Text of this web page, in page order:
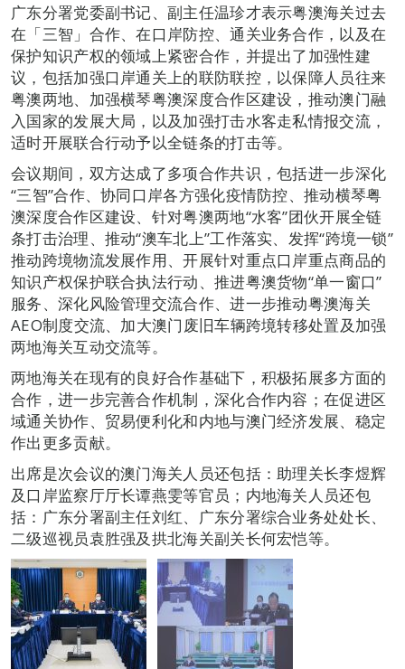
广东分署党委副书记、副主任温珍才表示粤澳海关过去
在「三智」合作、在口岸防控、通关业务合作，以及在
保护知识产权的领域上紧密合作，并提出了加强性建
议，包括加强口岸通关上的联防联控，以保障人员往来
粤澳两地、加强横琴粤澳深度合作区建设，推动澳门融
入国家的发展大局，以及加强打击水客走私情报交流，
适时开展联合行动予以全链条的打击等。
会议期间，双方达成了多项合作共识，包括进一步深化
“三智”合作、协同口岸各方强化疫情防控、推动横琴粤
澳深度合作区建设、针对粤澳两地“水客”团伙开展全链
条打击治理、推动“澳车北上”工作落实、发挥“跨境一锁”
推动跨境物流发展作用、开展针对重点口岸重点商品的
知识产权保护联合执法行动、推进粤澳货物“单一窗口”
服务、深化风险管理交流合作、进一步推动粤澳海关
AEO制度交流、加大澳门废旧车辆跨境转移处置及加强
两地海关互动交流等。
两地海关在现有的良好合作基础下，积极拓展多方面的
合作，进一步完善合作机制，深化合作内容；在促进区
域通关协作、贸易便利化和内地与澳门经济发展、稳定
作出更多贡献。
出席是次会议的澳门海关人员还包括：助理关长李煜辉
及口岸监察厅厅长谭燕雯等官员；内地海关人员还包
括：广东分署副主任刘红、广东分署综合业务处处长、
二级巡视员袁胜强及拱北海关副关长何宏恺等。